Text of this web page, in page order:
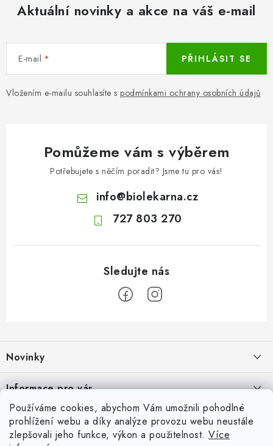
Používáme cookies, abychom Vám umožnili pohodlné
prohlížení webu a díky analýze provozu webu neustále
zlepšovali jeho funkce, výkon a použitelnost. Více
Aktuální novinky a akce na váš e-mail
E-mail
Vložením e-mailu souhlasíte s podmínkami ochrany osobních údajů
PŘIHLÁSIT SE
Pomůžeme vám s výběrem
Potřebujete s něčím poradit? Jsme tu pro vás!
info@biolekarna.cz
727 803 270
p
a
t
Novinky
Jak na klidné trávení na cestách
Fava boby: výživná luštěnina plná rostlinných bílkovin, vlákniny a
minerálů
Informace pro vás
Odborný garant MUDr. Monika Klaudysová
Jak nakupovat
Přijímáme online platby